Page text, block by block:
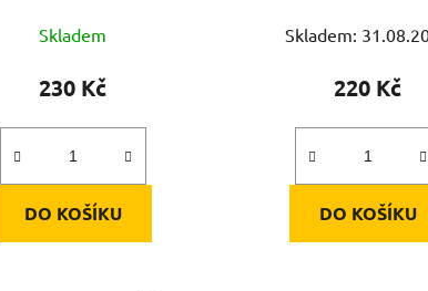
Skladem
230 Kč
DO KOŠÍKU
Skladem:
220 Kč
DO KOŠÍKU